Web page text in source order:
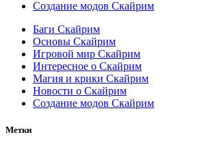
Создание модов Скайрим
Баги Скайрим
Основы Скайрим
Игровой мир Скайрим
Интересное о Скайрим
Магия и крики Скайрим
Новости о Скайрим
Создание модов Скайрим
Метки